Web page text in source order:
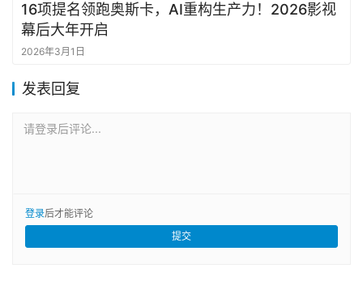
16项提名领跑奥斯卡，AI重构生产力！2026影视
幕后大年开启
2026年3月1日
发表回复
请登录后评论...
登录后才能评论
提交